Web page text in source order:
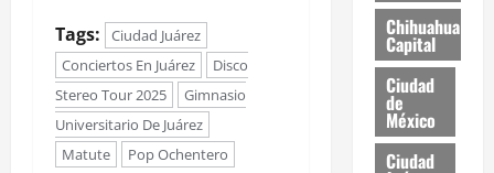
Tags:
Ciudad Juárez
Conciertos En Juárez
Disco
Stereo Tour 2025
Gimnasio
Universitario De Juárez
Matute
Pop Ochentero
Chihuahua
Capital
Ciudad
de
México
Ciudad